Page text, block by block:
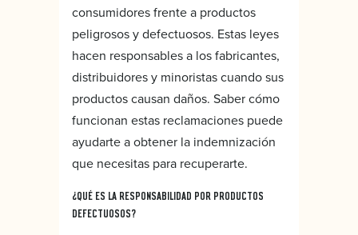
consumidores frente a productos
peligrosos y defectuosos. Estas leyes
hacen responsables a los fabricantes,
distribuidores y minoristas cuando sus
productos causan daños. Saber cómo
funcionan estas reclamaciones puede
ayudarte a obtener la indemnización
que necesitas para recuperarte.
¿QUÉ ES LA RESPONSABILIDAD POR PRODUCTOS
DEFECTUOSOS?